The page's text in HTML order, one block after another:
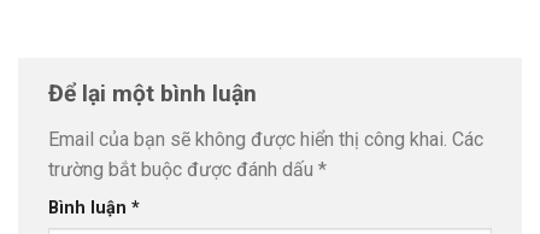
Để lại một bình luận
Email của bạn sẽ không được hiển thị công khai. Các
trường bắt buộc được đánh dấu *
Bình luận *